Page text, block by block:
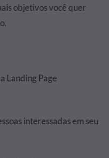
objetivos você quer
Landing Page
interessadas em seu